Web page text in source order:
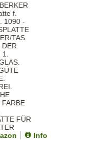
Info